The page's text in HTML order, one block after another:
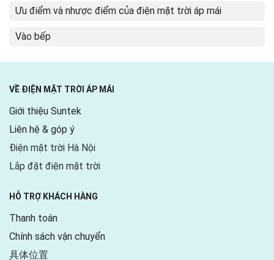
Ưu điểm và nhược điểm của điện mặt trời áp mái
Vào bếp
VỀ ĐIỆN MẶT TRỜI ÁP MÁI
Giới thiệu Suntek
Liên hệ & góp ý
Điện mặt trời Hà Nội
Lắp đặt điện mặt trời
HỖ TRỢ KHÁCH HÀNG
Thanh toán
Chính sách vận chuyển
具体位置